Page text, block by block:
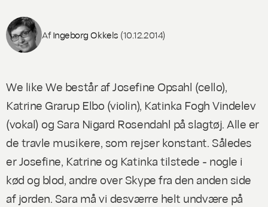
AfIngeborg Okkels (10.12.2014)
We like We består af Josefine Opsahl (cello),
Katrine Grarup Elbo (violin), Katinka Fogh Vindelev
(vokal) og Sara Nigard Rosendahl på slagtøj. Alle er
de travle musikere, som rejser konstant. Således
er Josefine, Katrine og Katinka tilstede - nogle i
kød og blod, andre over Skype fra den anden side
af jorden. Sara må vi desværre helt undvære på